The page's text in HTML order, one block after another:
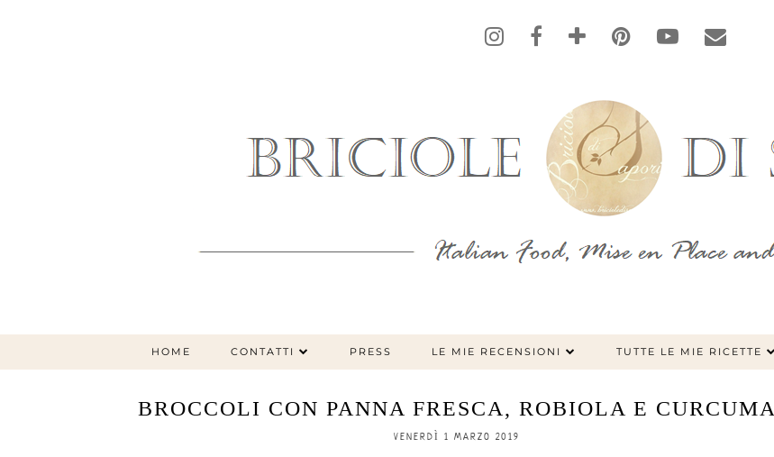
HOME CONTATTI PRESS LE MIE RECENSIONI TUTTE LE MIE RICETTE
BROCCOLI CON PANNA FRESCA, ROBIOLA E CURCUMA
VENERDÌ 1 MARZO 2019